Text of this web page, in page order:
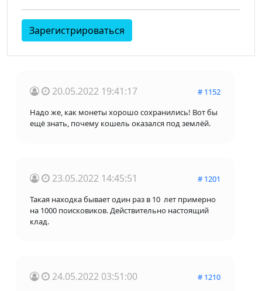
Зарегистрироваться
# 1152
20.05.2022 19:41:17
Надо же, как монеты хорошо сохранились! Вот бы
ещё знать, почему кошель оказался под землёй.
# 1201
23.05.2022 14:45:51
Такая находка бывает один раз в 10 лет примерно
на 1000 поисковиков. Действительно настоящий
клад.
# 1210
24.05.2022 03:51:00